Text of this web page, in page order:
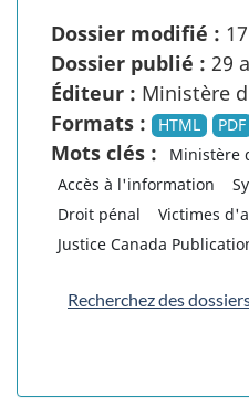
Dossier modifié :
Dossier publié : 29
Éditeur : Ministère
Formats :
HTML PDF
Mots clés :
Ministère
Accès à l'information
Droit pénal
Victimes
Justice Canada
Recherchez des